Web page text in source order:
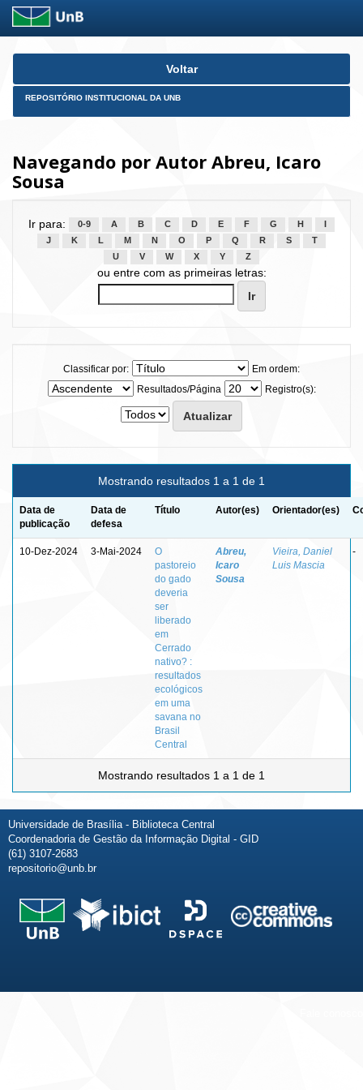
Skip
Voltar
REPOSITÓRIO INSTITUCIONAL DA UNB
Navegando por Autor Abreu, Icaro
Sousa
Ir para: 0-9 A B C D E F G H
J
K L M N O P Q R S
T
U
V W X Y Z
ou entre com as primeiras letras:
Classificar por:
Em ordem:
Resultados/Página
Registro(s):
Mostrando resultados 1 a 1 de 1
Data de
publicação
Data de
defesa
Título Autor(es) Orientador(es)
10-Dez-2024 3-Mai-2024
O
pastoreio
do gado
deveria
ser
liberado
em
Cerrado
nativo? :
resultados
ecológicos
em uma
savana no
Brasil
Central
Abreu,
Icaro
Sousa
Vieira, Daniel
Luis Mascia
-
Mostrando resultados 1 a 1 de 1
Universidade de Brasília - Biblioteca Central
Coordenadoria de Gestão da Informação Digital - GID
(61) 3107-2683
repositorio@unb.br